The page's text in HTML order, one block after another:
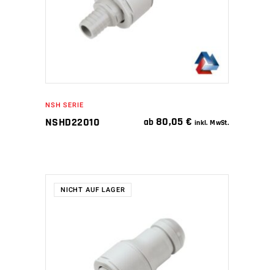
NSH SERIE
NSHD22010 ab 80,05€ inkl. MwSt.
NICHT AUF LAGER
WEITERLESEN